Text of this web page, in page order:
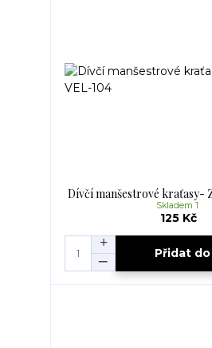
Dívčí manšestrové kraťasy-
125 Kč
Skladem 1
Přidat